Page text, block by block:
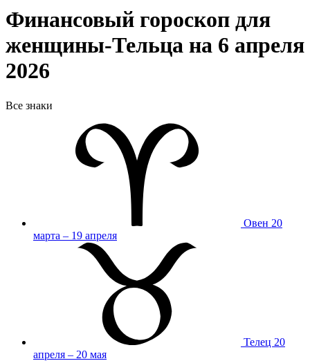
Финансовый гороскоп для
женщины-Тельца на 6 апреля
2026
Все знаки
Овен 20
марта – 19 апреля
Телец 20
апреля – 20 мая